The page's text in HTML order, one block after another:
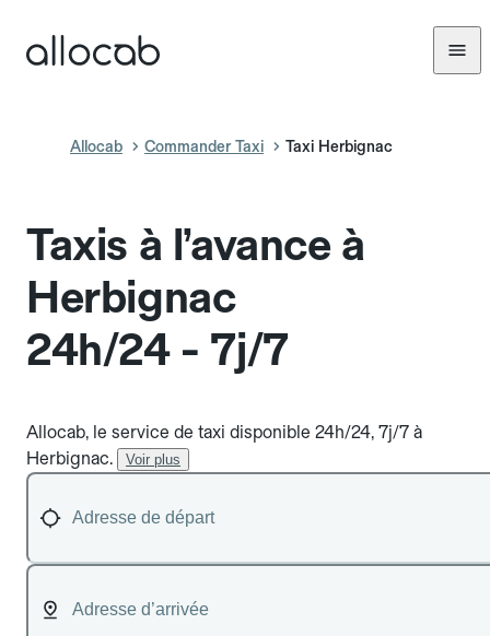
Allocab Commander Taxi Taxi Herbignac
Taxis à l’avance à
Herbignac
24h/24 - 7j/7
Allocab, le service de taxi disponible 24h/24, 7j/7 à
Herbignac.
Voir plus